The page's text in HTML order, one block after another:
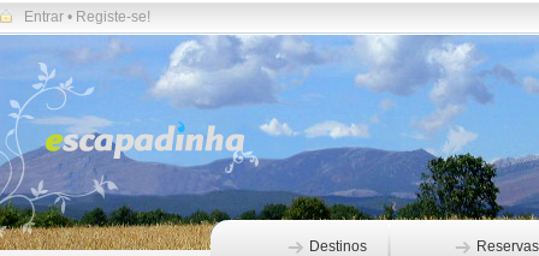
Entrar • Registe-se!
Destinos Reservas